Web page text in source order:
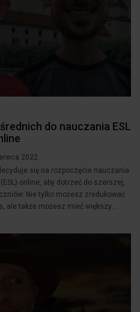
do nauczania ESL
2022
się na rozpoczęcie nauczania
online, aby dotrzeć do szerszej,
Nie tylko możesz zredukować
ale także możesz mieć większy...